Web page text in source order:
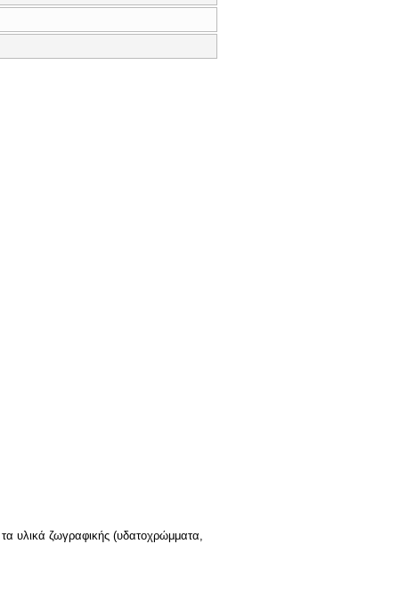
τα υλικά ζωγραφικής (υδατοχρώμματα,